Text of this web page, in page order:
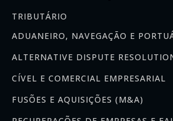
TRIBUTÁRIO
ADUANEIRO, NAVEGAÇÃO E
ALTERNATIVE DISPUTE
CÍVEL E COMERCIAL EMPRESARIAL
FUSÕES E AQUISIÇÕES (M&A)